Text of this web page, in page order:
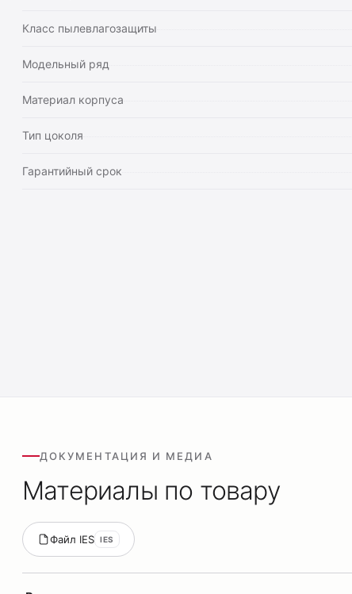
Класс пылевлагозащиты
Модельный ряд
Материал корпуса
Тип цоколя
Гарантийный срок
ДОКУМЕНТАЦИЯ И МЕДИА
Материалы по товару
Файл IES IES